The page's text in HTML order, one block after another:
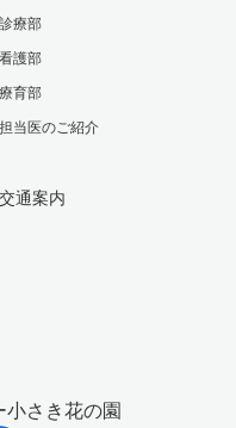
診療部
看護部
療育部
担当医のご紹介
交通案内
さき花の園